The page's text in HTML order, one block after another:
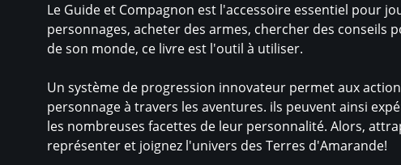
Le Guide et Compagnon est l'accessoire essentiel pour
personnages, acheter des armes, chercher des
de son monde, ce livre est l'outil à utiliser.
Un système de progression innovateur permet aux
personnage à travers les aventures. ils peuvent ainsi
les nombreuses facettes de leur personnalité. Alors,
représenter et joignez l'univers des Terres d'Amarande!